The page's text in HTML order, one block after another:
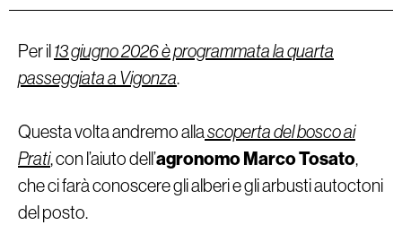
Per il13 giugno 2026 è programmata la quarta
passeggiata a Vigonza.
Questa volta andremo allascoperta del bosco ai
Prati, con l’aiuto dell’agronomo Marco Tosato,
che ci farà conoscere gli alberi e gli arbusti autoctoni
del posto.